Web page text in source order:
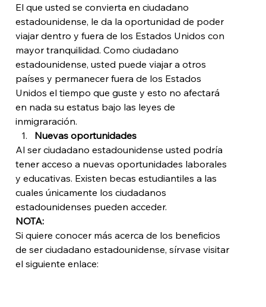
El que usted se convierta en ciudadano
estadounidense, le da la oportunidad de poder
viajar dentro y fuera de los Estados Unidos con
mayor tranquilidad. Como ciudadano
estadounidense, usted puede viajar a otros
países y permanecer fuera de los Estados
Unidos el tiempo que guste y esto no afectará
en nada su estatus bajo las leyes de
inmigraración.
Nuevas oportunidades
Al ser ciudadano estadounidense usted podría
tener acceso a nuevas oportunidades laborales
y educativas. Existen becas estudiantiles a las
cuales únicamente los ciudadanos
estadounidenses pueden acceder.
NOTA:
Si quiere conocer más acerca de los beneficios
de ser ciudadano estadounidense, sírvase visitar
el siguiente enlace: